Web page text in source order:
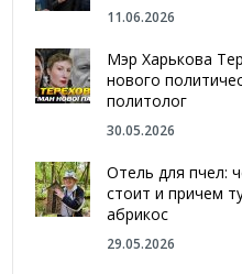
11.06.2026
Мэр Харькова
нового
политолог
30.05.2026
Отель для пчел:
стоит и причем
абрикос
29.05.2026